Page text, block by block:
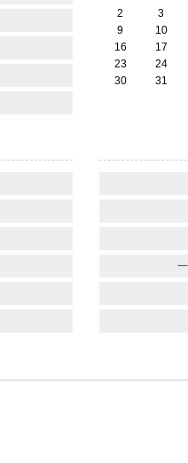
2
3
9
10
16
17
23
24
30
31